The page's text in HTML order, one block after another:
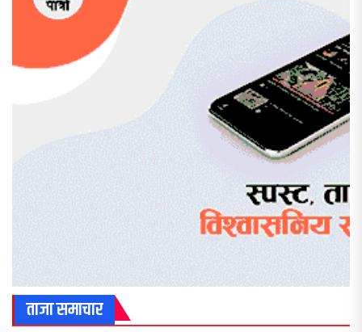
ताजा समाचार